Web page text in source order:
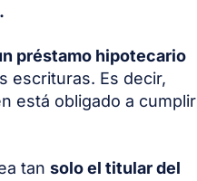
préstamo hipotecario
escrituras. Es decir,
está obligado a cumplir
tan solo el titular del